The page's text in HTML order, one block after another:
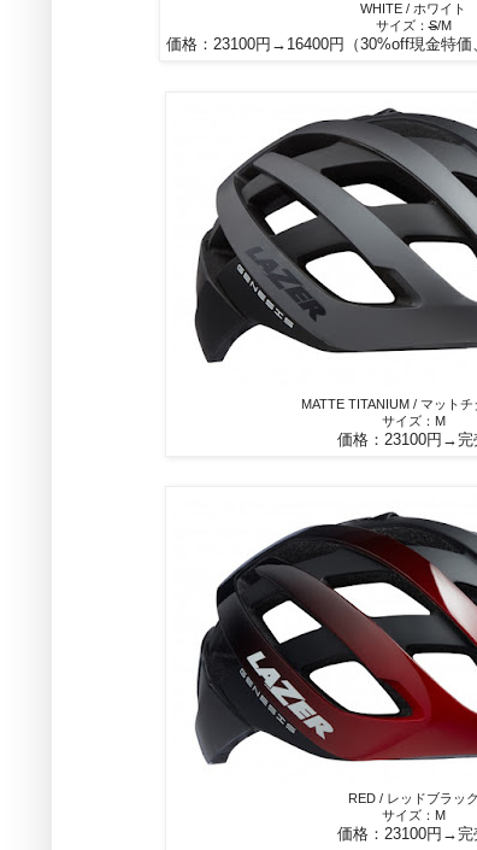
WHITE / ホワイト
サイズ：S/M
価格：23100円→16400円（30%off現金特価
MATTE TITANIUM / マットチ
サイズ：M
価格：23100円→完
RED / レッドブラック
サイズ：M
価格：23100円→完